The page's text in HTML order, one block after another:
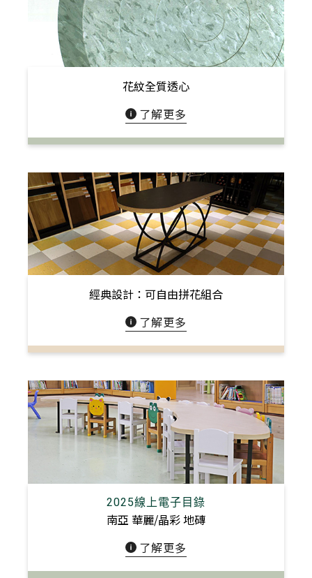
花紋全質透心
了解更多
經典設計：可自由拼花組合
了解更多
2025線上電子目錄
南亞 華麗/晶彩 地磚
了解更多